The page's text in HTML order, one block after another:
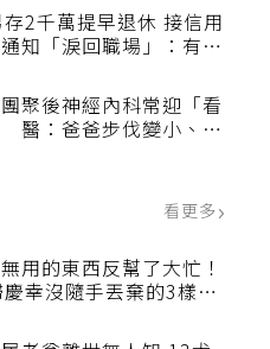
存2千萬提早退休 接信用
通知「淚回職場」：有錢
聚後神經內科常迎「看
醫：爸爸步伐變小、站
用的東西反幫了大忙！
慶幸沒隨手丟棄的3樣物